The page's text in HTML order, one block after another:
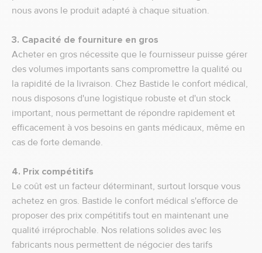
nous avons le produit adapté à chaque situation.
3. Capacité de fourniture en gros
Acheter en gros nécessite que le fournisseur puisse gérer
des volumes importants sans compromettre la qualité ou
la rapidité de la livraison. Chez Bastide le confort médical,
nous disposons d'une logistique robuste et d'un stock
important, nous permettant de répondre rapidement et
efficacement à vos besoins en gants médicaux, même en
cas de forte demande.
4. Prix compétitifs
Le coût est un facteur déterminant, surtout lorsque vous
achetez en gros. Bastide le confort médical s'efforce de
proposer des prix compétitifs tout en maintenant une
qualité irréprochable. Nos relations solides avec les
fabricants nous permettent de négocier des tarifs